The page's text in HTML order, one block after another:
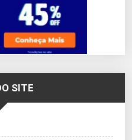
SITE